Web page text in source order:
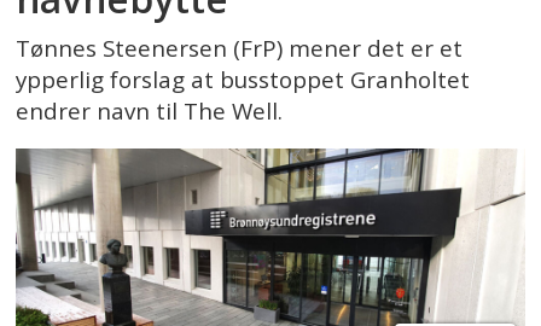
Tønnes Steenersen (FrP) mener det er et
ypperlig forslag at busstoppet Granholtet
endrer navn til The Well.